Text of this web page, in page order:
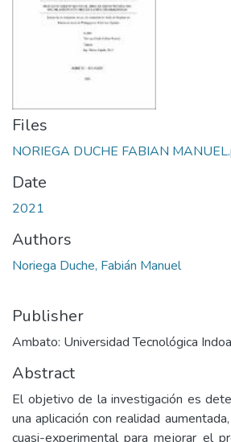
Files
NORIEGA DUCHE FABIAN
Date
2021
Authors
Noriega Duche, Fabián Manuel
Publisher
Ambato: Universidad Tecnológica
Abstract
El objetivo de la investigación es
una aplicación con realidad
cuasi-experimental para mejorar el